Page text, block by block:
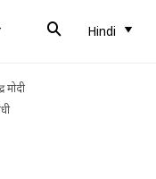
Hindi
मोदी